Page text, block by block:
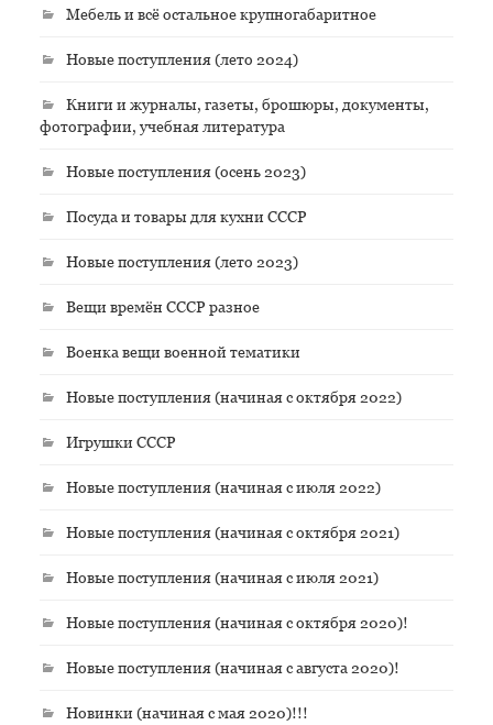
Мебель и всё остальное крупногабаритное
Новые поступления (лето 2024)
Книги и журналы, газеты, брошюры, документы,
фотографии, учебная литература
Новые поступления (осень 2023)
Посуда и товары для кухни СССР
Новые поступления (лето 2023)
Вещи времён СССР разное
Военка вещи военной тематики
Новые поступления (начиная с октября 2022)
Игрушки СССР
Новые поступления (начиная с июля 2022)
Новые поступления (начиная с октября 2021)
Новые поступления (начиная с июля 2021)
Новые поступления (начиная с октября 2020)!
Новые поступления (начиная с августа 2020)!
Новинки (начиная с мая 2020)!!!